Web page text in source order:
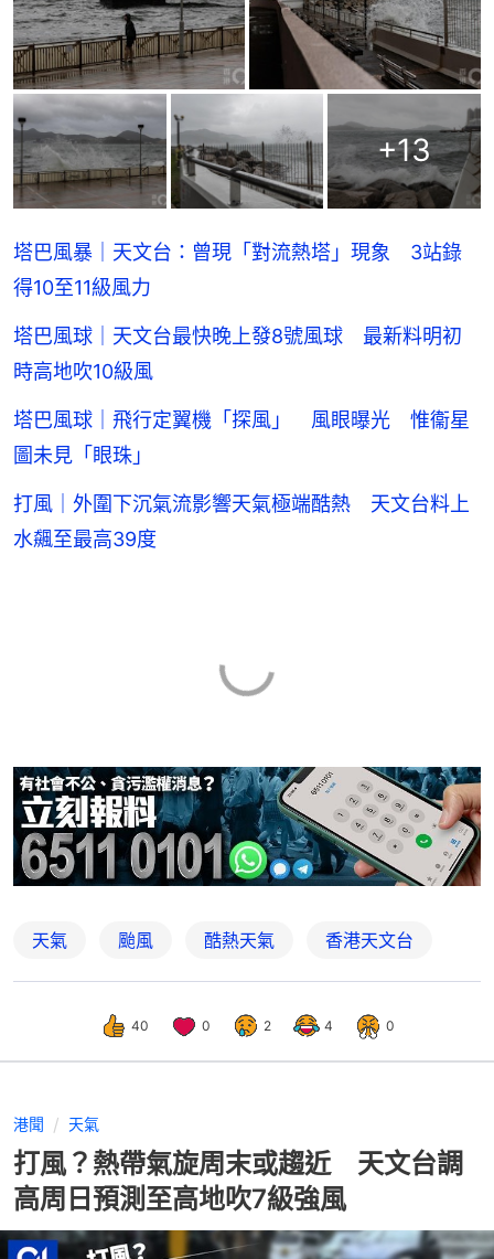
+13
塔巴風暴｜天文台：曾現「對流熱塔」現象 3站錄
得10至11級風力
塔巴風球｜天文台最快晚上發8號風球 最新料明初
時高地吹10級風
塔巴風球｜飛行定翼機「探風」 風眼曝光 惟衞星
圖未見「眼珠」
打風｜外圍下沉氣流影響天氣極端酷熱 天文台料上
水飆至最高39度
天氣 颱風 酷熱天氣 香港天文台
40 0 2 4 0
港聞 天氣
打風？熱帶氣旋周末或趨近 天文台調
高周日預測至高地吹7級強風